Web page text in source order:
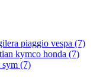
piaggio vespa (7)
kymco honda (7)
sym (7)